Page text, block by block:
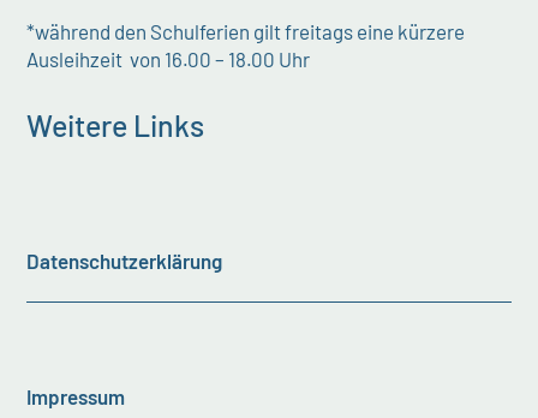
*während den Schulferien gilt freitags eine kürzere
Ausleihzeit von 16.00 – 18.00 Uhr
Weitere Links
Datenschutzerklärung
Impressum